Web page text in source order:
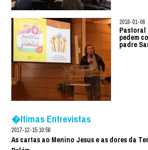
2018-01-06
Pastoral
pedem
padre
�ltimas Entrevistas
2017-12-15 10:58
As cartas ao Menino Jesus e as dores da